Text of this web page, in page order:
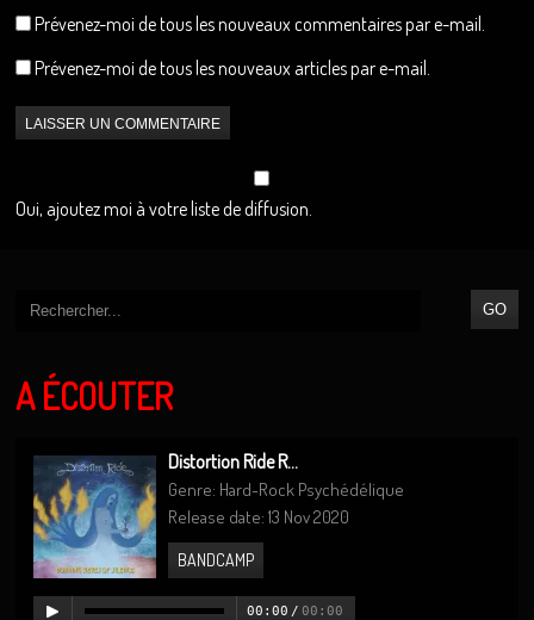
Prévenez-moi de tous les nouveaux commentaires par e-mail.
Prévenez-moi de tous les nouveaux articles par e-mail.
Oui, ajoutez moi à votre liste de diffusion.
A ÉCOUTER
Distortion Ride R...
Genre: Hard-Rock Psychédélique
Release date: 13 Nov 2020
BANDCAMP
00:00 / 00:00